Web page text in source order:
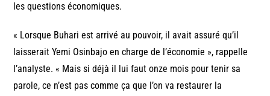
les questions économiques.
« Lorsque Buhari est arrivé au pouvoir, il avait assuré qu’il
laisserait Yemi Osinbajo en charge de l’économie », rappelle
l’analyste. « Mais si déjà il lui faut onze mois pour tenir sa
parole, ce n’est pas comme ça que l’on va restaurer la